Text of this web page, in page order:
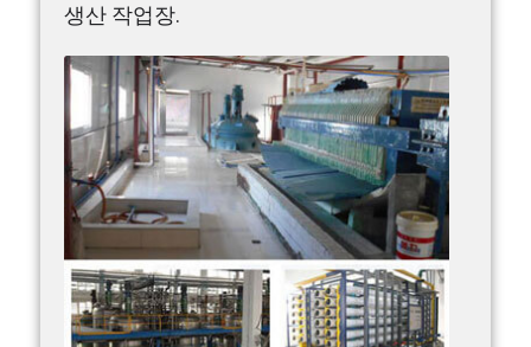
생산 작업장.